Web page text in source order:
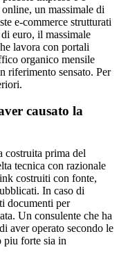
un massimale di
e-commerce strutturati
euro, il massimale
lavora con portali
organico mensile
riferimento sensato. Per
causato la
costruita prima del
tecnica con razionale
costruiti con fonte,
In caso di
documenti per
Un consulente che ha
aver operato secondo le
piu forte sia in